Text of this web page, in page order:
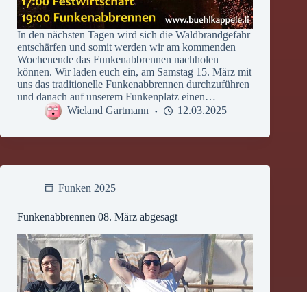
In den nächsten Tagen wird sich die Waldbrandgefahr
entschärfen und somit werden wir am kommenden
Wochenende das Funkenabbrennen nachholen
können. Wir laden euch ein, am Samstag 15. März mit
uns das traditionelle Funkenabbrennen durchzuführen
und danach auf unserem Funkenplatz einen…
Wieland Gartmann
12.03.2025
Funken 2025
Funkenabbrennen 08. März abgesagt